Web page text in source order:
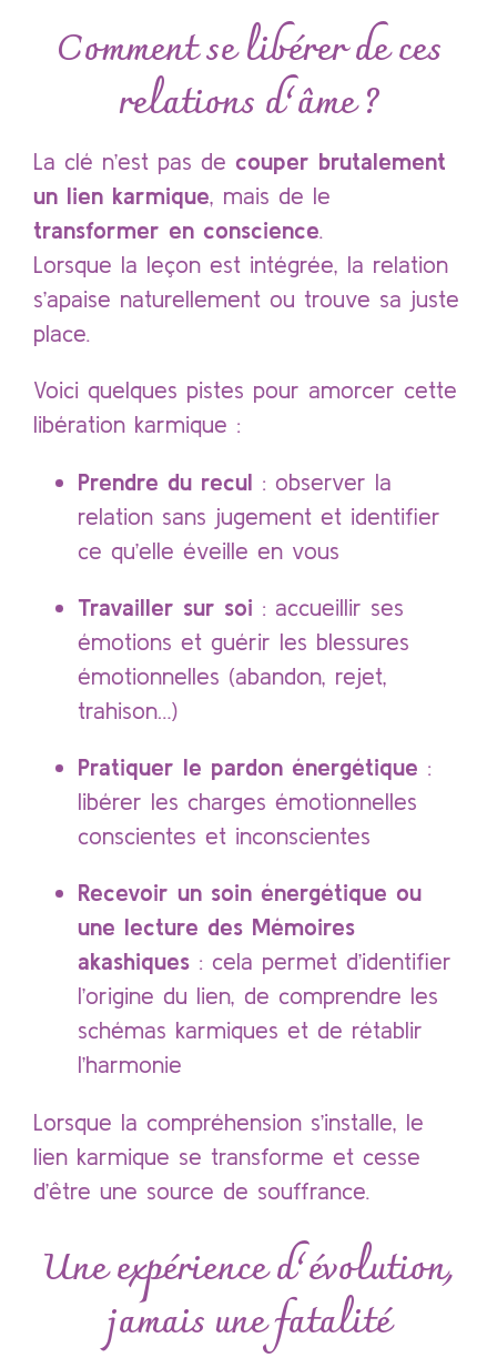
Comment se libérer de ces
relations d’âme ?
La clé n’est pas de couper brutalement
un lien karmique , mais de le
transformer en conscience
Lorsque la leçon est intégrée, la relation
s’apaise naturellement ou trouve sa juste
place.
Voici quelques pistes pour amorcer cette
libération karmique :
Prendre du recul : observer la
relation sans jugement et identifier
ce qu’elle éveille en vous
Travailler sur soi : accueillir ses
émotions et guérir les blessures
émotionnelles (abandon, rejet,
trahison…)
Pratiquer le pardon énergétique :
libérer les charges émotionnelles
conscientes et inconscientes
Recevoir un soin énergétique ou
une lecture des Mémoires
akashiques: cela permet d’identifier
l’origine du lien, de comprendre les
schémas karmiques et de rétablir
l’harmonie
Lorsque la compréhension s’installe, le
lien karmique se transforme et cesse
d’être une source de souffrance.
Une expérience d’évolution,
jamais une fatalité